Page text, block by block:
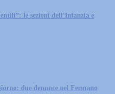
le sezioni dell’Infanzia e
due denunce nel Fermano